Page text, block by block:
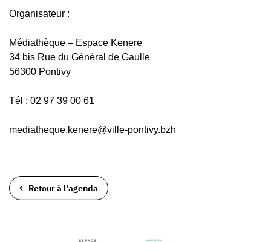
Organisateur :
Médiathèque – Espace Kenere
34 bis Rue du Général de Gaulle
56300 Pontivy
Tél : 02 97 39 00 61
mediatheque.kenere@ville-pontivy.bzh
Retour à l'agenda